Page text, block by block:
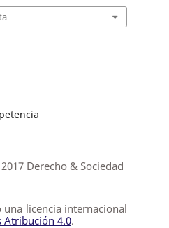
Derecho & Sociedad
una licencia internacional
Atribución 4.0.